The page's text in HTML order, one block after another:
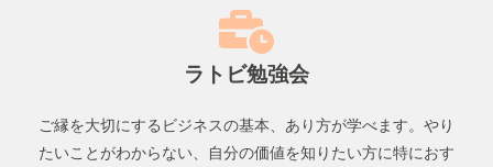
ラトビ勉強会
ご縁を大切にするビジネスの基本、あり方が学べます。やり
たいことがわからない、自分の価値を知りたい方に特におす